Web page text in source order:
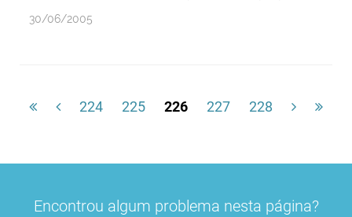
30/06/2005
224 225 226 227 228
Encontrou algum problema nesta página?